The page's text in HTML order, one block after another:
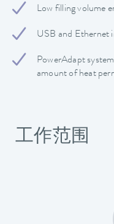
Low filling volume
USB and Ethernet
PowerAdapt
amount of heat
工作范围